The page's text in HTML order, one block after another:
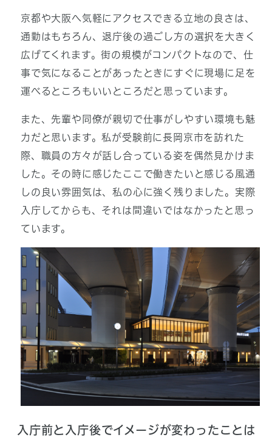
京都や大阪へ気軽にアクセスできる立地の良さは、
通勤はもちろん、退庁後の過ごし方の選択を大きく
広げてくれます。街の規模がコンパクトなので、仕
事で気になることがあったときにすぐに現場に足を
運べるところもいいところだと思っています。
また、先輩や同僚が親切で仕事がしやすい環境も魅
力だと思います。私が受験前に長岡京市を訪れた
際、職員の方々が話し合っている姿を偶然見かけま
した。その時に感じたここで働きたいと感じる風通
しの良い雰囲気は、私の心に強く残りました。実際
入庁してからも、それは間違いではなかったと思っ
ています。
入庁前と入庁後でイメージが変わったことは